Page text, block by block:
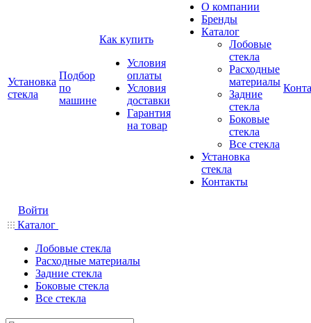
Установка
стекла
Подбор
по
машине
Как купить
Условия
оплаты
Условия
доставки
Гарантия
на товар
О компании
Бренды
Каталог
Лобовые
стекла
Расходные
материалы
Задние
стекла
Боковые
стекла
Все стекла
Установка
стекла
Контакты
Войти
Каталог
Лобовые стекла
Расходные материалы
Задние стекла
Боковые стекла
Все стекла